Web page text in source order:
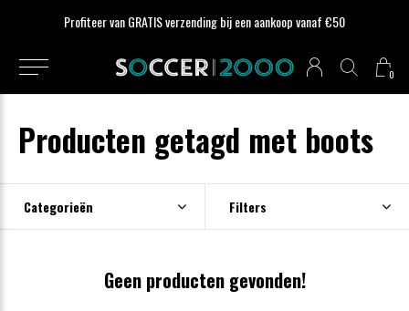
0
Profiteer van GRATIS verzending bij een aankoop vanaf €50
Producten getagd met boots
Categorieën Filters
Geen producten gevonden!